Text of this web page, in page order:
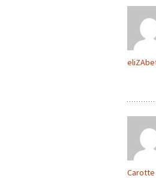
Carotte